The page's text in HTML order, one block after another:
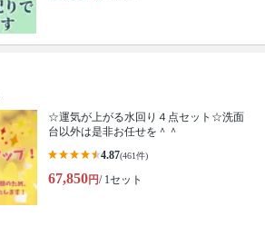
☆運気が上がる水回り４点セット☆洗面
台以外は是非お任せを＾＾
4.87(461件)
67,850円/ 1セット